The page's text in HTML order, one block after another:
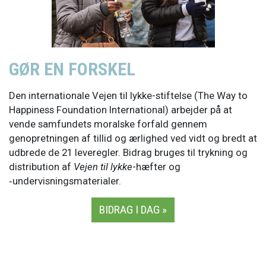
GØR EN FORSKEL
Den internationale Vejen til lykke-stiftelse (The Way to
Happiness Foundation International) arbejder på at
vende samfundets moralske forfald gennem
genopretningen af tillid og ærlighed ved vidt og bredt at
udbrede de 21 leveregler. Bidrag bruges til trykning og
distribution af Vejen til lykke-hæfter og
‑undervisningsmaterialer.
BIDRAG I DAG »